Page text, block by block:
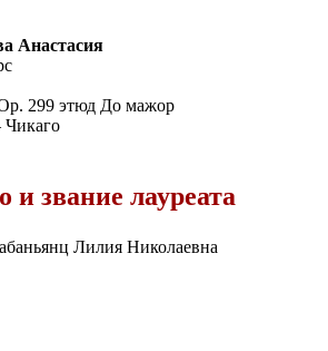
Анастасия
299 этюд До мажор
и звание лауреата
Лилия Николаевна